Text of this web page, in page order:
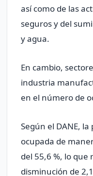
así como de las
seguros y del
y agua.
En cambio,
industria
en el número de
Según el DANE,
ocupada de
del 55,6 %, lo
disminución de